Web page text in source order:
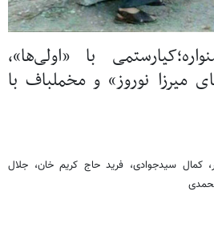
با «اولی‌ها»،
میرزا نوروز» و مخملباف با
کمال سیدجوادی، فرید حاج کریم خان، جلال